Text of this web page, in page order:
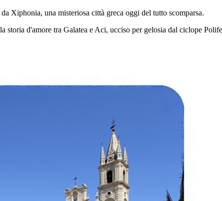
Xiphonia, una misteriosa città greca oggi del tutto scomparsa.
d'amore tra Galatea e Aci, ucciso per gelosia dal ciclope